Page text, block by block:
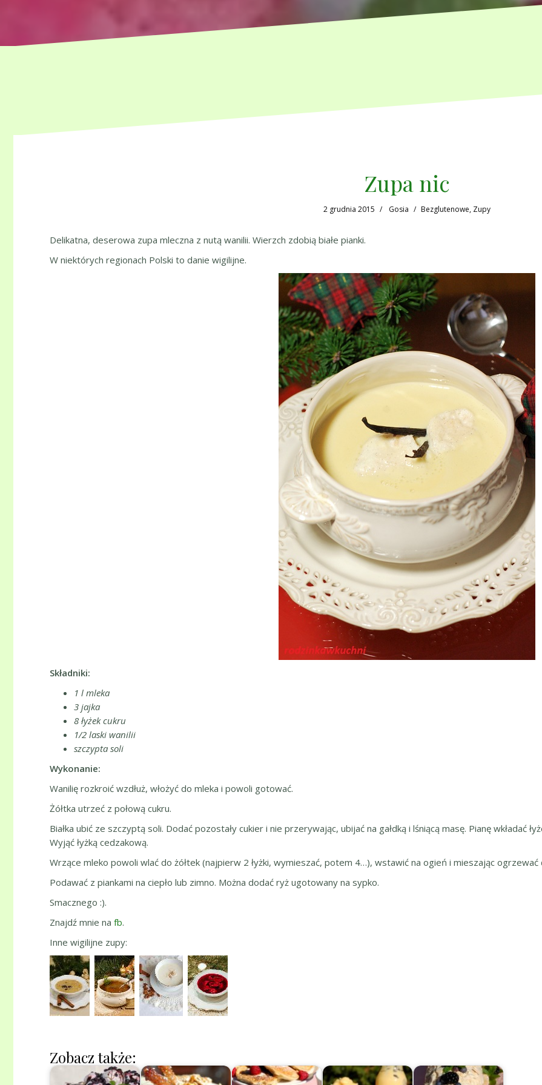
Zupa nic
2 grudnia 2015 Gosia Bezglutenowe, Zupy
Delikatna, deserowa zupa mleczna z nutą wanilii. Wierzch zdobią białe pianki.
W niektórych regionach Polski to danie wigilijne.
Składniki:
1 l mleka
3 jajka
8 łyżek cukru
1/2 laski wanilii
szczypta soli
Wykonanie:
Wanilię rozkroić wzdłuż, włożyć do mleka i powoli gotować.
Żółtka utrzeć z połową cukru.
Białka ubić ze szczyptą soli. Dodać pozostały cukier i nie przerywając, ubijać na gałdką i lśniącą masę. Pianę wkładać
Wyjąć łyżką cedzakową.
Wrzące mleko powoli wlać do żółtek (najpierw 2 łyżki, wymieszać, potem 4…), wstawić na ogień i mieszając
Podawać z piankami na ciepło lub zimno. Można dodać ryż ugotowany na sypko.
Smacznego :).
Znajdź mnie na fb.
Inne wigilijne zupy:
Zobacz także: